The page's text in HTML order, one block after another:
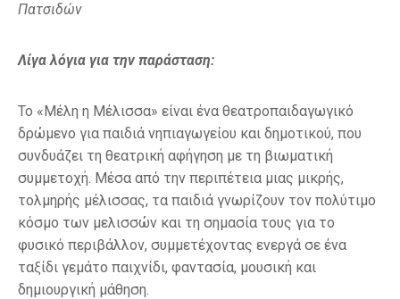
Πατσιδών
Λίγα λόγια για την παράσταση:
Το «Μέλη η Μέλισσα» είναι ένα θεατροπαιδαγωγικό
δρώμενο για παιδιά νηπιαγωγείου και δημοτικού, που
συνδυάζει τη θεατρική αφήγηση με τη βιωματική
συμμετοχή. Μέσα από την περιπέτεια μιας μικρής,
τολμηρής μέλισσας, τα παιδιά γνωρίζουν τον πολύτιμο
κόσμο των μελισσών και τη σημασία τους για το
φυσικό περιβάλλον, συμμετέχοντας ενεργά σε ένα
ταξίδι γεμάτο παιχνίδι, φαντασία, μουσική και
δημιουργική μάθηση.